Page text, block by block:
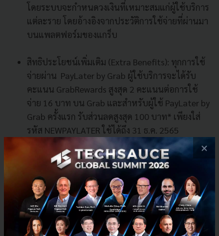
โดยระบบจะกำหนดวงเงินที่เหมาะสมแก่ผู้ใช้บริการ
แต่ละราย โดยอ้างอิงจากประวัติการใช้จ่ายที่ผ่านมา
บนแพลตฟอร์มของแกร็บ
สิทธิประโยชน์เพิ่มเติม (Extra Benefits): ทุกการใช้
จ่ายผ่าน PayLater by Grab ผู้ใช้บริการจะได้รับ
คะแนน GrabRewards สูงสุด 2 คะแนนต่อการใช้
จ่าย 16 บาท บน Grab และสำหรับผู้ใช้ PayLater by
Grab ครั้งแรก รับส่วนลดสูงสุด 100 บาท* เพียงใส่
รหัส NEWPAYLATER ใช้ได้ถึง 31 ธ.ค. 2565
“การเปิดตัวบริการ PayLater by Grab เป็นอีกหนึ่งความ
มุ่งมั่นของแกร็บในการตอบสนองพฤติกรรมของผู้บริโภค
ผ่านการเสริมสภาพคล่องทางการเงินให้กับผู้ใช้บริการ
โดยเราจะเดินหน้าพัฒนาบริการดังกล่าวให้สามารถตอบ
โจทย์ความต้องการด้านการชำระเงินในยุคดิจิทัลที่หลาก
หลายยิ่งขึ้นของทั้งผู้ใช้บริการและพาร์ทเนอร์ต่อไป”คุณ
วรฉัตร กล่าวปิดท้าย
×